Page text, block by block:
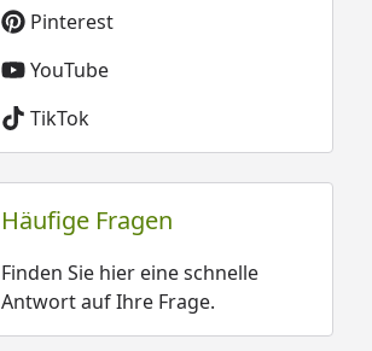
Pinterest
YouTube
TikTok
Häufige Fragen
Finden Sie hier eine schnelle
Antwort auf Ihre Frage.